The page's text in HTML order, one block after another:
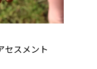
セスメント